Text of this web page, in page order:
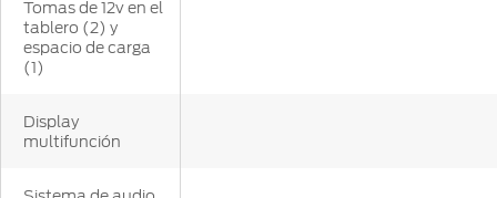
Tomas de 12v en el
tablero (2) y
espacio de carga
(1)
Display
multifunción